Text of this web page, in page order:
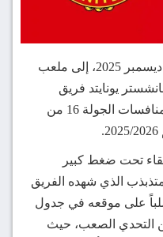
تتجه الأنظار مساء غدٍ الإثنين، 15 ديسمبر 2025، إلى ملعب
يونايتد فريق
بورنموث في مباراة هامة ضمن منافسات الجولة 16 من
تحت ضغط كبير
الذي شهده الفريق
سلباً على موقعه في جدول
من التحدي الصعب، حيث